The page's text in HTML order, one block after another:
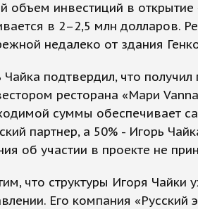
объем инвестиций в
в 2–2,5 млн долларов.
недалеко от здания
Чайка подтвердил, что
ресторана «Мари
суммы обеспечивает
партнер, а 50% - Игорь
об участии в проекте не
что структуры Игоря Чайки
Его компания «Русский